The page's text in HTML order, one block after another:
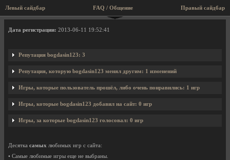
Левый сайдбар Правый сайдбар
FAQ / Общение
Профиль пользователя bogdasin123
Дата регистрации: 2013-06-11 19:52:41
Репутация bogdasin123: 3
Репутация, которую bogdasin123 менял другим: 1 изменений
Игры, которые пользователь прошёл, либо очень понравились: 1 игр
Игры, которые bogdasin123 добавил на сайт: 0 игр
Игры, за которые bogdasin123 голосовал: 0 игр
Десятка самых любимых игр с сайта:
• Самые любимые игры еще не выбраны.